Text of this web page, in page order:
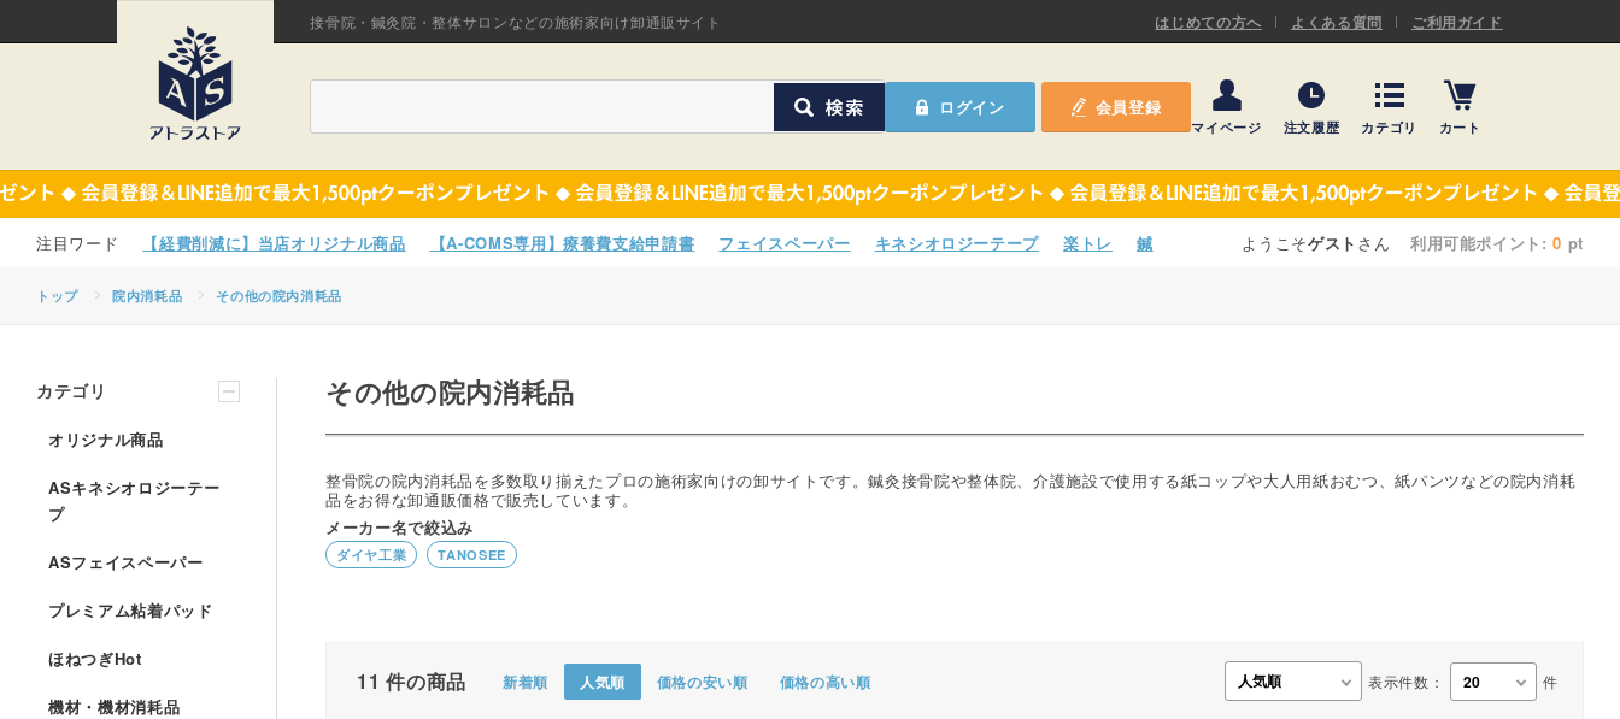
接骨院・鍼灸院・整体サロンなどの施術家向け卸通販サイト はじめての方へ よくある質問 ご利用ガイド
ログイン 会員登録
マイページ 注文履歴 カテゴリ
オリジナル商品 ASキネシオロジーテープ
カート
【経費削減に】当店オリジナル商品 【A-COMS専用】療養費支給申請書 フェイスペーパー キネシオロジーテープ 楽トレ 鍼 ようこそゲスト さん 利用可能ポイント:0 pt
トップ 院内消耗品 その他の院内消耗品
その他の院内消耗品
整骨院の院内消耗品を多数取り揃えたプロの施術家向けの卸サイトです。鍼灸接骨院や整体院、介護施設で使用する紙コップや大人用紙おむつ、紙パンツなどの院内消耗
品をお得な卸通販価格で販売しています。
メーカー名で絞込み
ダイヤ工業 TANOSEE
11 件の商品 新着順 人気順 価格の安い順 価格の高い順 表示件数： 件
カテゴリ
オリジナル商品
ASキネシオロジーテー
プ
ASフェイスペーパー
プレミアム粘着パッド
ほねつぎHot
機材・機材消耗品
ほねつぎHot 機材・機材消耗品
鍼灸用品 テーピング
サポーター 施術ベッド・マクラ
A-COMS 【楽トレ】機器付属品